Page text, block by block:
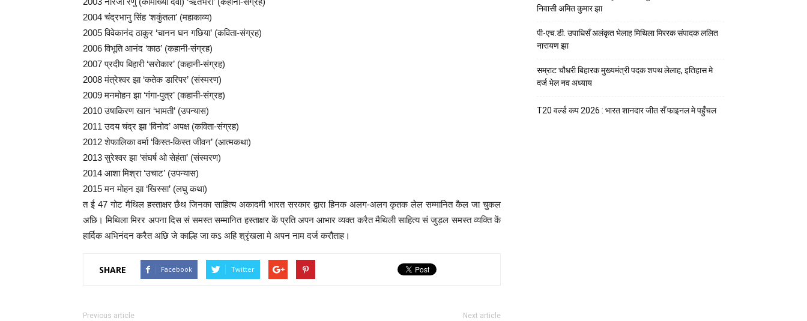
2004 चंद्रभानु सिंह ‘शकुंतला’ (महाकाव्य)
2005 विवेकानंद ठाकुर ‘चानन घन गछिया’ (कविता-संग्रह)
2006 विभूति आनंद ‘काठ’ (कहानी-संग्रह)
2007 प्रदीप बिहारी ‘सरोकार’ (कहानी-संग्रह)
2008 मंत्रेश्वर झा ‘कतेक डारिपर’ (संस्मरण)
2009 मनमोहन झा ‘गंगा-पुत्र’ (कहानी-संग्रह)
2010 उषाकिरण खान ‘भामती’ (उपन्यास)
2011 उदय चंद्र झा ‘विनोद’ अपक्ष (कविता-संग्रह)
2012 शेफालिका वर्मा ‘किस्त-किस्त जीवन’ (आत्मकथा)
2013 सुरेश्वर झा ‘संघर्ष ओ सेहंता’ (संस्मरण)
2014 आशा मिश्रा ‘उचाट’ (उपन्यास)
2015 मन मोहन झा ‘खिस्सा’ (लघु कथा)
त ई 47 गोट मैथिल हस्ताक्षर छैथ जिनका साहित्य अकादमी भारत सरकार द्वारा हिनक अलग-अलग कृतक लेल सम्मानित कैल जा चुकल
अछि। मिथिला मिरर अपना दिस सं समस्त सम्मानित हस्ताक्षर कें प्रति अपन आभार व्यक्त करैत मैथिली साहित्य सं जुड़ल समस्त व्यक्ति कें
हार्दिक अभिनंदन करैत अछि जे काल्हि जा कऽ अहि श्रृंखला मे अपन नाम दर्ज करौताह।
SHARE Facebook Twitter
Previous article Next article
निवासी अमित कुमार झा
पी-एच.डी. उपाधिसँ अलंकृत भेलाह मिथिला मिररक संपादक ललित
नारायण झा
सम्राट चौधरी बिहारक मुख्यमंत्री पदक शपथ लेलाह, इतिहास मे
दर्ज भेल नव अध्याय
T20 वर्ल्ड कप 2026 : भारत शानदार जीत सँ फाइनल मे पहुँचल